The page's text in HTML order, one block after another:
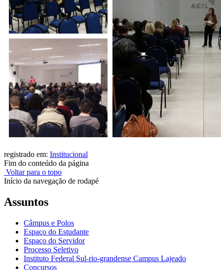
registrado em: Institucional
Fim do conteúdo da página
Voltar para o topo
Início da navegação de rodapé
Assuntos
Câmpus e Polos
Espaço do Estudante
Espaço do Servidor
Processo Seletivo
Instituto Federal Sul-rio-grandense Campus Lajeado
Concursos